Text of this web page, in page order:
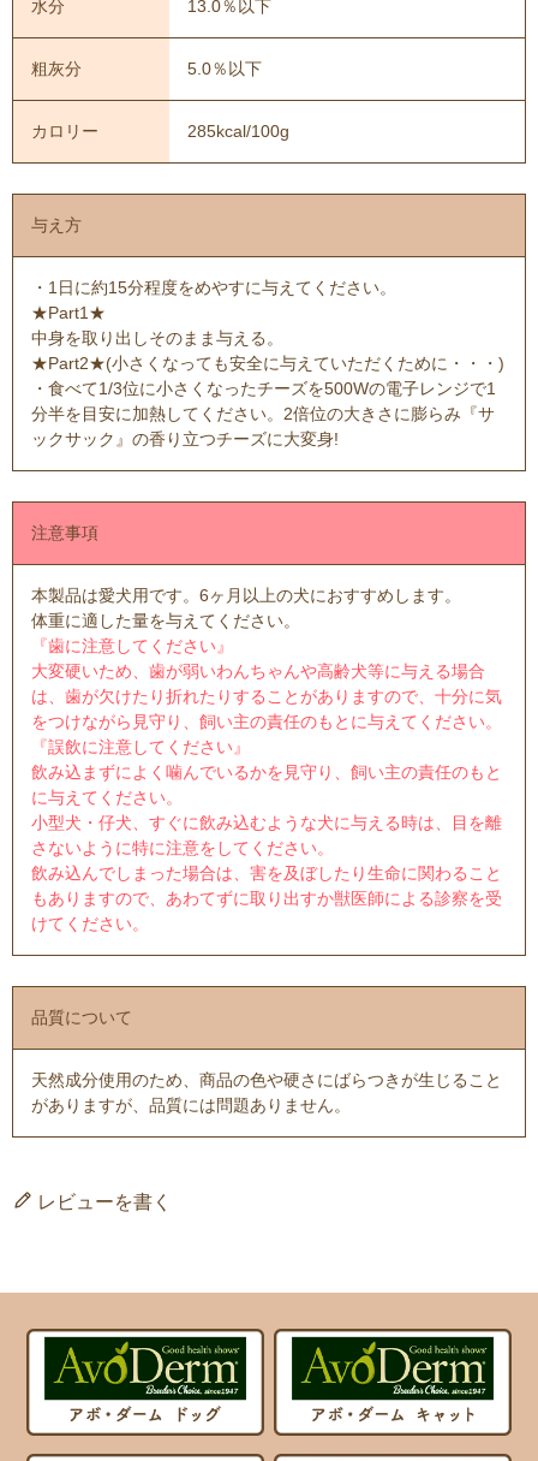
水分 13.0％以下
粗灰分 5.0％以下
カロリー 285kcal/100g
与え方
・1日に約15分程度をめやすに与えてください。
★Part1★
中身を取り出しそのまま与える。
★Part2★(小さくなっても安全に与えていただくために・・・)
・食べて1/3位に小さくなったチーズを500Wの電子レンジで1
分半を目安に加熱してください。2倍位の大きさに膨らみ『サ
ックサック』の香り立つチーズに大変身!
注意事項
本製品は愛犬用です。6ヶ月以上の犬におすすめします。
体重に適した量を与えてください。
『歯に注意してください』
大変硬いため、歯が弱いわんちゃんや高齢犬等に与える場合
は、歯が欠けたり折れたりすることがありますので、十分に気
をつけながら見守り、飼い主の責任のもとに与えてください。
『誤飲に注意してください』
飲み込まずによく噛んでいるかを見守り、飼い主の責任のもと
に与えてください。
小型犬・仔犬、すぐに飲み込むような犬に与える時は、目を離
さないように特に注意をしてください。
飲み込んでしまった場合は、害を及ぼしたり生命に関わること
もありますので、あわてずに取り出すか獣医師による診察を受
けてください。
品質について
天然成分使用のため、商品の色や硬さにばらつきが生じること
がありますが、品質には問題ありません。
レビューを書く